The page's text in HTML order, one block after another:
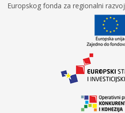
Europskog fonda za regionalni razvoj